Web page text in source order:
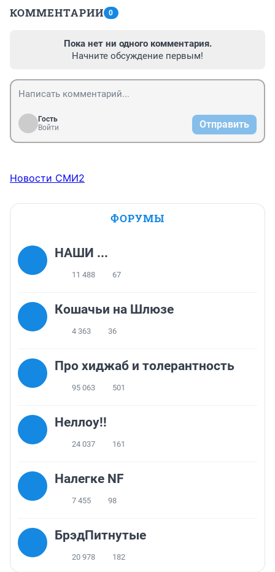
КОММЕНТАРИИ 0
Пока нет ни одного комментария.
Начните обсуждение первым!
Гость
Войти
Отправить
Новости СМИ2
ФОРУМЫ
НАШИ ...
11 488 67
Кошачьи на Шлюзе
4 363 36
Про хиджаб и толерантность
95 063 501
Неллоу!!
24 037 161
Налегке NF
7 455 98
БрэдПитнутые
20 978 182